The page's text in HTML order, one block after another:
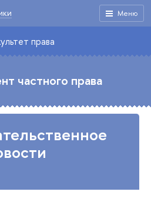
Меню
права
частного права